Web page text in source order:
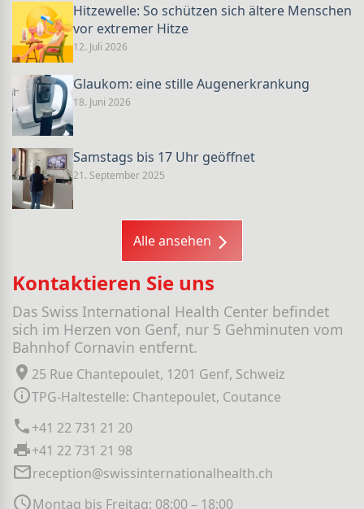
Hitzewelle: So schützen sich ältere Menschen
vor extremer Hitze
12. Juli 2026
Glaukom: eine stille Augenerkrankung
18. Juni 2026
Samstags bis 17 Uhr geöffnet
21. September 2025
Alle ansehen
Kontaktieren Sie uns
Das Swiss International Health Center befindet
sich im Herzen von Genf, nur 5 Gehminuten vom
Bahnhof Cornavin entfernt.
25 Rue Chantepoulet, 1201 Genf, Schweiz
TPG-Haltestelle: Chantepoulet, Coutance
+41 22 731 21 20
+41 22 731 21 98
reception@swissinternationalhealth.ch
Montag bis Freitag: 08:00 – 18:00